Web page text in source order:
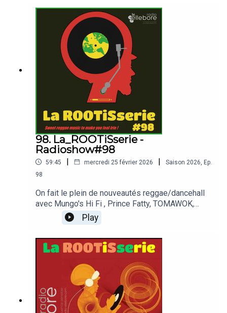
Dancehall.Culture reggae sur Radio Ellebore 📻🎧,
🎙️ Barrington Levy🎙️ Misty In Roots🎙️ Horace Andy
🎙️ Jo Mersa Marley🎙️ Skarra Mucci… et bien
d’autres.📻🎧👇radio-ellebore.com📻
105.9fmDab+6D canal Chambéry
98. La_ROOTiSserie -
Radioshow#98
59:45 | mercredi 25 février 2026 | Saison 2026 Ep.
98
On fait le plein de nouveautés reggae/dancehall
avec Mungo's Hi Fi , Prince Fatty, TOMAWOK,
Peter Youthman , Dub Shepherds , Mystical HiFi
et Taiwan MC , Muffin Kulture & Fatbabs , Lëk Sèn,
Marley, L'Entourloop ...
Play